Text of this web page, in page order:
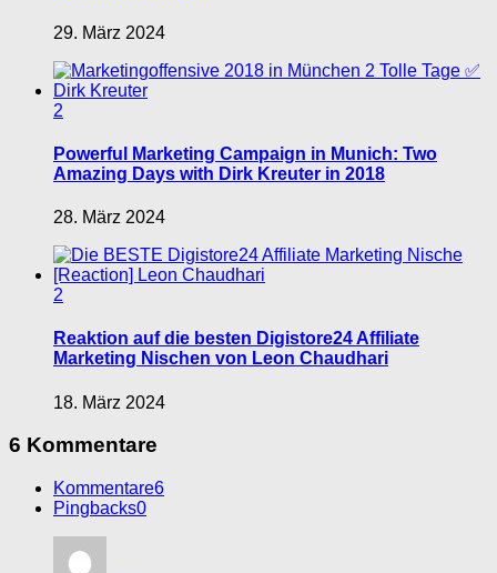
29. März 2024
2
Powerful Marketing Campaign in Munich: Two
Amazing Days with Dirk Kreuter in 2018
28. März 2024
2
Reaktion auf die besten Digistore24 Affiliate
Marketing Nischen von Leon Chaudhari
18. März 2024
6 Kommentare
Kommentare6
Pingbacks0